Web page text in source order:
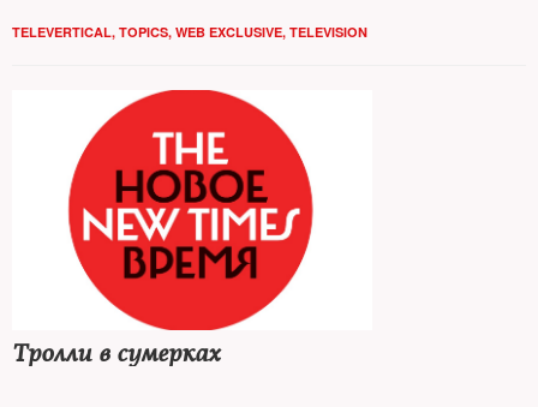
TELEVERTICAL, TOPICS, WEB EXCLUSIVE, TELEVISION
Тролли в сумерках